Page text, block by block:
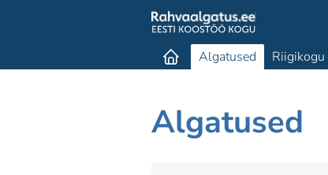
Algatused Riigikogu
Algatused